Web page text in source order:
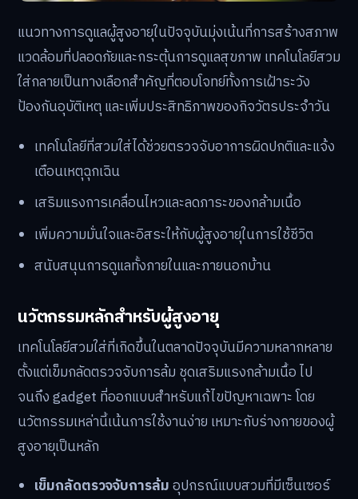
แนวทางการดูแลผู้สูงอายุในปัจจุบันมุ่งเน้นที่การสร้างสภาพ
แวดล้อมที่ปลอดภัยและกระตุ้นการดูแลสุขภาพ เทคโนโลยีสวม
ใส่กลายเป็นทางเลือกสำคัญที่ตอบโจทย์ทั้งการเฝ้าระวัง
ป้องกันอุบัติเหตุ และเพิ่มประสิทธิภาพของกิจวัตรประจำวัน
เทคโนโลยีที่สวมใส่ได้ช่วยตรวจจับอาการผิดปกติและแจ้ง
เตือนเหตุฉุกเฉิน
เสริมแรงการเคลื่อนไหวและลดภาระของกล้ามเนื้อ
เพิ่มความมั่นใจและอิสระให้กับผู้สูงอายุในการใช้ชีวิต
สนับสนุนการดูแลทั้งภายในและภายนอกบ้าน
นวัตกรรมหลักสำหรับผู้สูงอายุ
เทคโนโลยีสวมใส่ที่เกิดขึ้นในตลาดปัจจุบันมีความหลากหลาย
ตั้งแต่เข็มกลัดตรวจจับการล้ม ชุดเสริมแรงกล้ามเนื้อ ไป
จนถึง gadget ที่ออกแบบสำหรับแก้ไขปัญหาเฉพาะ โดย
นวัตกรรมเหล่านี้เน้นการใช้งานง่าย เหมาะกับร่างกายของผู้
สูงอายุเป็นหลัก
เข็มกลัดตรวจจับการล้มอุปกรณ์แบบสวมที่มีเซ็นเซอร์